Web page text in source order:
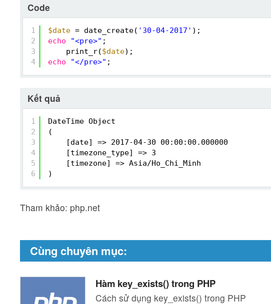
Code
1
2
3
4
$date = date_create( '30-04-2017' );
echo
"<pre>" ;
print_r($date);
echo
"</pre>" ;
Kết quả
1
2
3
4
5
6
DateTime Object
(
[date] => 2017-04-30 00:00:00.000000
[timezone_type] => 3
[timezone] => Asia/Ho_Chi_Minh
)
Tham khảo: php.net
Cùng chuyên mục:
Hàm key_exists() trong PHP
Cách sử dụng key_exists() trong PHP